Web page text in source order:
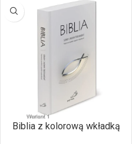
BRAK
Biblia z kolorową wkładką